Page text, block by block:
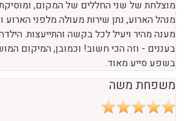
משפחת דרור
פשוט נפלא. כבר מהפגישה הראשונה עם
בידיים טובות.באירוע, איכות של המולטימדיה
מנהל הארוע, נתן שירות מעולה מלפני הארוע